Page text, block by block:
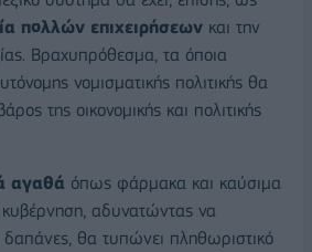
πολλών επιχειρήσεων και την
Βραχυπρόθεσμα, τα όποια
νομισματικής πολιτικής θα
της οικονομικής και πολιτικής
αγαθά όπως φάρμακα και καύσιμα
κυβέρνηση, αδυνατώντας να
δαπάνες, θα τυπώνει πληθωριστικό